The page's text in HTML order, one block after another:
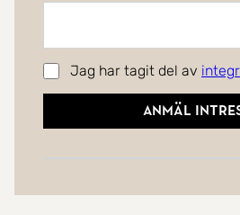
Jag har tagit del av
Anmäl